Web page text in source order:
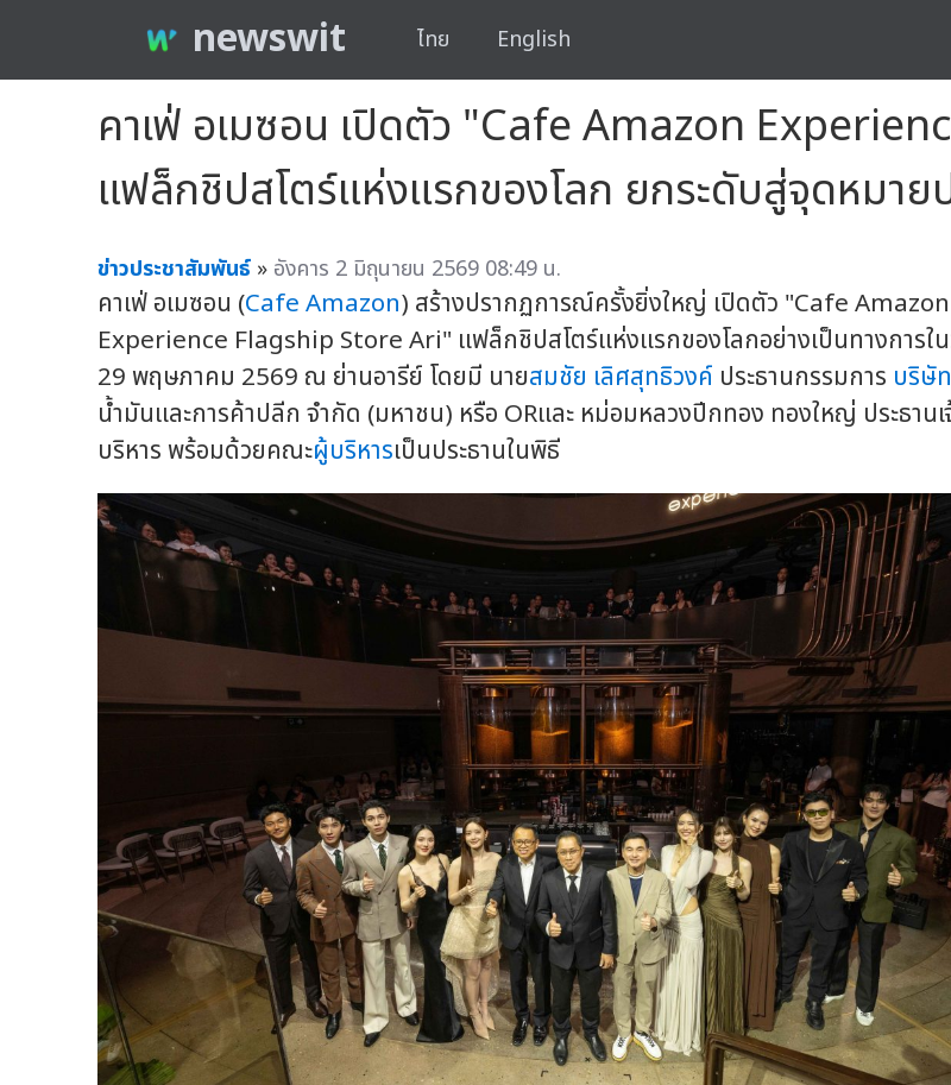
newswit ไทย English
คาเฟ่ อเมซอน เปิดตัว "Cafe Amazon
แฟล็กชิปสโตร์แห่งแรกของโลก ยกระดับสู่จุดหมาย
ข่าวประชาสัมพันธ์ » อังคาร 2 มิถุนายน 2569 08:49 น.
คาเฟ่ อเมซอน (Cafe Amazon) สร้างปรากฏการณ์ครั้งยิ่งใหญ่ เปิดตัว "Cafe Amazon
Experience Flagship Store Ari" แฟล็กชิปสโตร์แห่งแรกของโลกอย่างเป็นทางการใ
29 พฤษภาคม 2569 ณ ย่านอารีย์ โดยมี นายสมชัย เลิศสุทธิวงค์ ประธานกรรมการ บริษั
น้ำมันและการค้าปลีก จำกัด (มหาชน) หรือ ORและ หม่อมหลวงปีกทอง ทองใหญ่ ประธานเ
บริหาร พร้อมด้วยคณะผู้บริหารเป็นประธานในพิธี